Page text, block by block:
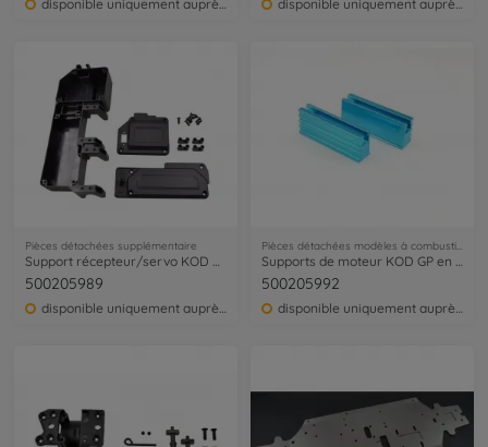
Pièces détachées supplémentaire
Support récepteur/servo KOD GP
500205989
disponible uniquement auprès du service clientèle
Pièces détachées modèles à combustion
Supports de moteur KOD GP en aluminium
500205992
disponible uniquement auprès du service clientèle